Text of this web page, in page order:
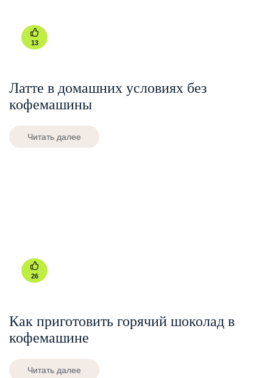
13
Латте в домашних условиях без
кофемашины
Читать далее
26
Как приготовить горячий шоколад в
кофемашине
Читать далее